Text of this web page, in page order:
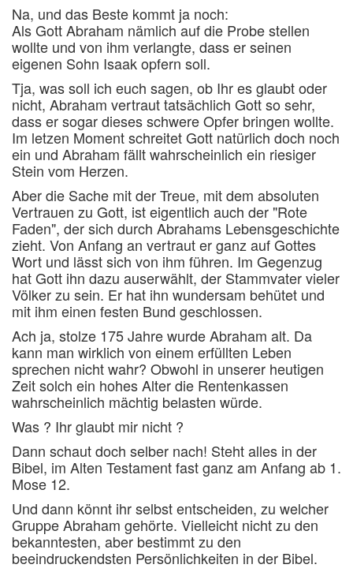
Na, und das Beste kommt ja noch:
Als Gott Abraham nämlich auf die Probe stellen
wollte und von ihm verlangte, dass er seinen
eigenen Sohn Isaak opfern soll.
Tja, was soll ich euch sagen, ob Ihr es glaubt oder
nicht, Abraham vertraut tatsächlich Gott so sehr,
dass er sogar dieses schwere Opfer bringen wollte.
Im letzen Moment schreitet Gott natürlich doch noch
ein und Abraham fällt wahrscheinlich ein riesiger
Stein vom Herzen.
Aber die Sache mit der Treue, mit dem absoluten
Vertrauen zu Gott, ist eigentlich auch der "Rote
Faden", der sich durch Abrahams Lebensgeschichte
zieht. Von Anfang an vertraut er ganz auf Gottes
Wort und lässt sich von ihm führen. Im Gegenzug
hat Gott ihn dazu auserwählt, der Stammvater vieler
Völker zu sein. Er hat ihn wundersam behütet und
mit ihm einen festen Bund geschlossen.
Ach ja, stolze 175 Jahre wurde Abraham alt. Da
kann man wirklich von einem erfüllten Leben
sprechen nicht wahr? Obwohl in unserer heutigen
Zeit solch ein hohes Alter die Rentenkassen
wahrscheinlich mächtig belasten würde.
Was ? Ihr glaubt mir nicht ?
Dann schaut doch selber nach! Steht alles in der
Bibel, im Alten Testament fast ganz am Anfang ab 1.
Mose 12.
Und dann könnt ihr selbst entscheiden, zu welcher
Gruppe Abraham gehörte. Vielleicht nicht zu den
bekanntesten, aber bestimmt zu den
beeindruckendsten Persönlichkeiten in der Bibel.